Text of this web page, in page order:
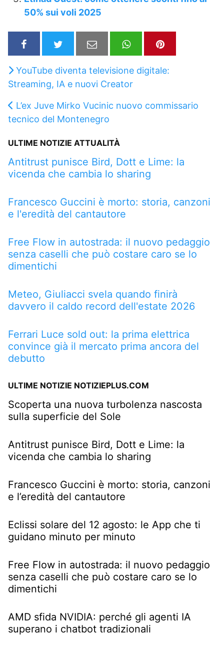
50% sui voli 2025
YouTube diventa televisione digitale:
Streaming, IA e nuovi Creator
L’ex Juve Mirko Vucinic nuovo commissario
tecnico del Montenegro
ULTIME NOTIZIE ATTUALITÀ
Antitrust punisce Bird, Dott e Lime: la
vicenda che cambia lo sharing
Francesco Guccini è morto: storia, canzoni
e l'eredità del cantautore
Free Flow in autostrada: il nuovo pedaggio
senza caselli che può costare caro se lo
dimentichi
Meteo, Giuliacci svela quando finirà
davvero il caldo record dell'estate 2026
Ferrari Luce sold out: la prima elettrica
convince già il mercato prima ancora del
debutto
ULTIME NOTIZIE NOTIZIEPLUS.COM
Scoperta una nuova turbolenza nascosta
sulla superficie del Sole
Antitrust punisce Bird, Dott e Lime: la
vicenda che cambia lo sharing
Francesco Guccini è morto: storia, canzoni
e l’eredità del cantautore
Eclissi solare del 12 agosto: le App che ti
guidano minuto per minuto
Free Flow in autostrada: il nuovo pedaggio
senza caselli che può costare caro se lo
dimentichi
AMD sfida NVIDIA: perché gli agenti IA
superano i chatbot tradizionali